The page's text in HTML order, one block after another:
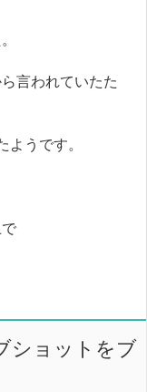
言われていたた
うです。
ショットをブ